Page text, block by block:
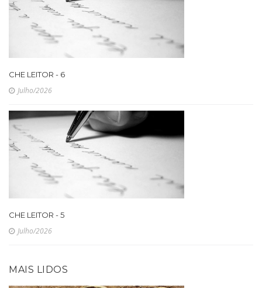
CHE LEITOR - 6
Julho/2026
CHE LEITOR - 5
Julho/2026
MAIS LIDOS